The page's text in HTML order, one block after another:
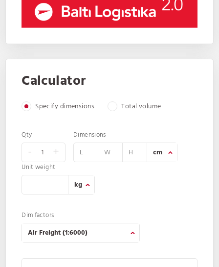
Calculator
Specify dimensions Total volume
Qty
- +
Dimensions
Unit weight
Dim factors